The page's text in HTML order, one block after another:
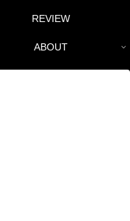
REVIEW
ABOUT